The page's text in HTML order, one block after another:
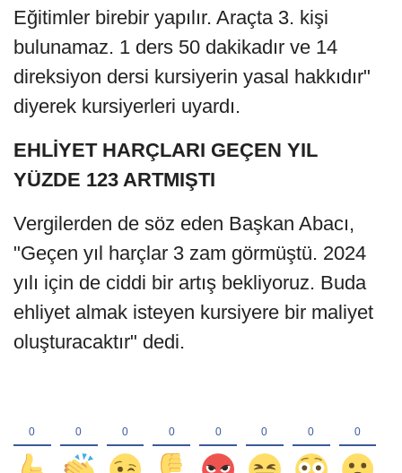
Eğitimler birebir yapılır. Araçta 3. kişi
bulunamaz. 1 ders 50 dakikadır ve 14
direksiyon dersi kursiyerin yasal hakkıdır"
diyerek kursiyerleri uyardı.
EHLİYET HARÇLARI GEÇEN YIL
YÜZDE 123 ARTMIŞTI
Vergilerden de söz eden Başkan Abacı,
"Geçen yıl harçlar 3 zam görmüştü. 2024
yılı için de ciddi bir artış bekliyoruz. Buda
ehliyet almak isteyen kursiyere bir maliyet
oluşturacaktır" dedi.